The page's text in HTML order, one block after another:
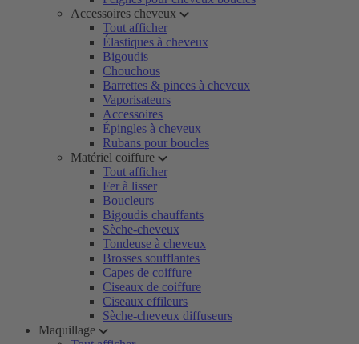
Accessoires cheveux
Tout afficher
Élastiques à cheveux
Bigoudis
Chouchous
Barrettes & pinces à cheveux
Vaporisateurs
Accessoires
Épingles à cheveux
Rubans pour boucles
Matériel coiffure
Tout afficher
Fer à lisser
Boucleurs
Bigoudis chauffants
Sèche-cheveux
Tondeuse à cheveux
Brosses soufflantes
Capes de coiffure
Ciseaux de coiffure
Ciseaux effileurs
Sèche-cheveux diffuseurs
Maquillage